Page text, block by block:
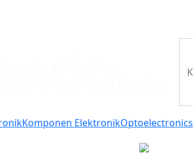
Komponen ElektronikOptoelectronics